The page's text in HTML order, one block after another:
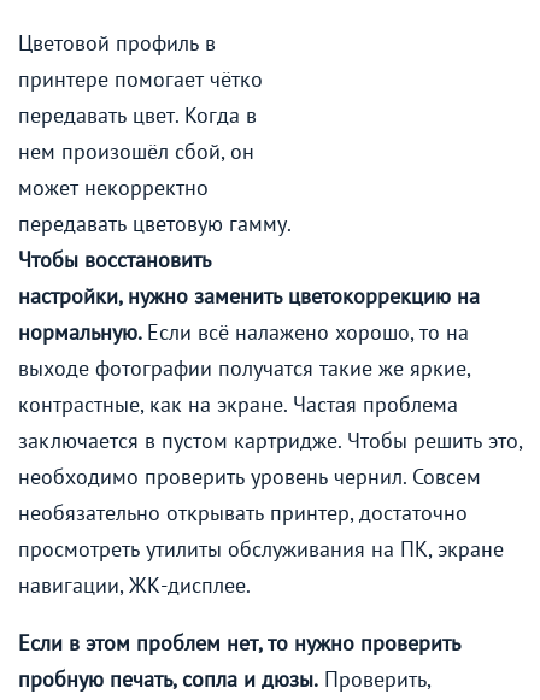
Цветовой профиль в
принтере помогает чётко
передавать цвет. Когда в
нем произошёл сбой, он
может некорректно
передавать цветовую гамму.
Чтобы восстановить
настройки, нужно заменить цветокоррекцию на
нормальную. Если всё налажено хорошо, то на
выходе фотографии получатся такие же яркие,
контрастные, как на экране. Частая проблема
заключается в пустом картридже. Чтобы решить это,
необходимо проверить уровень чернил. Совсем
необязательно открывать принтер, достаточно
просмотреть утилиты обслуживания на ПК, экране
навигации,ЖК-дисплее.
Если в этом проблем нет, то нужно проверить
пробную печать, сопла и дюзы. Проверить,